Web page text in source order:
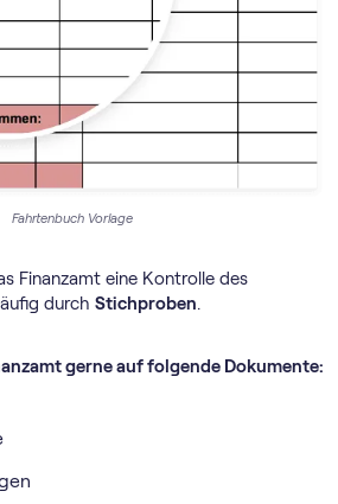
Fahrtenbuch Vorlage
Finanzamt eine Kontrolle des
durch Stichproben.
gerne auf folgende Dokumente: